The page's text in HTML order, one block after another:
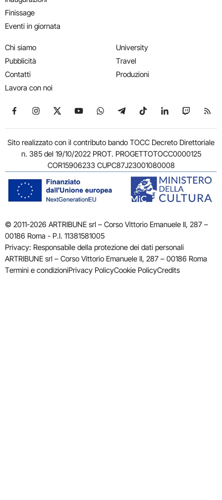
Finissage
Eventi in giornata
Chi siamo
Pubblicità
Contatti
Lavora con noi
University
Travel
Produzioni
Seguici su Facebook
Seguici su Instagram
Seguici su X
Seguici su YouTube
Seguici su WhatsApp
Seguici su Telegram
Seguici su TikTok
Seguici su
Seguici
Sito realizzato con il contributo bando TOCC Decreto Direttoriale
n. 385 del 19/10/2022 PROT. PROGETTOTOCC0000125
COR15906233 CUPC87J23001080008
© 2011-2026 ARTRIBUNE srl – Corso Vittorio Emanuele II, 287 –
00186 Roma - P.I. 11381581005
Privacy: Responsabile della protezione dei dati personali
ARTRIBUNE srl – Corso Vittorio Emanuele II, 287 – 00186 Roma
Termini e condizioniPrivacy PolicyCookie PolicyCredits